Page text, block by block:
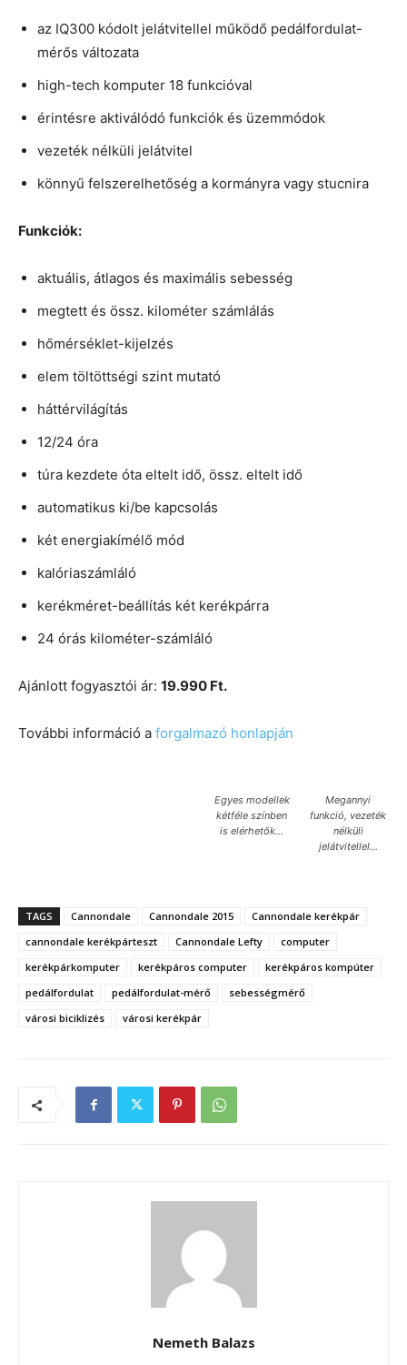
az IQ300 kódolt jelátvitellel működő pedálfordulat-
mérős változata
high-tech komputer 18 funkcióval
érintésre aktiválódó funkciók és üzemmódok
vezeték nélküli jelátvitel
könnyű felszerelhetőség a kormányra vagy stucnira
Funkciók:
aktuális, átlagos és maximális sebesség
megtett és össz. kilométer számlálás
hőmérséklet-kijelzés
elem töltöttségi szint mutató
háttérvilágítás
12/24 óra
túra kezdete óta eltelt idő, össz. eltelt idő
automatikus ki/be kapcsolás
két energiakímélő mód
kalóriaszámláló
kerékméret-beállítás két kerékpárra
24 órás kilométer-számláló
Ajánlott fogyasztói ár: 19.990 Ft.
További információ a forgalmazó honlapján
Egyes modellek
kétféle színben
is elérhetők…
Megannyi
funkció, vezeték
nélküli
jelátvitellel…
TAGS Cannondale Cannondale 2015
Cannondale kerékpár
cannondale kerékpárteszt
Cannondale Lefty
computer
kerékpárkomputer
kerékpáros computer
kerékpáros kompúter
pedálfordulat
pedálfordulat-mérő
sebességmérő
városi biciklizés
városi kerékpár
Nemeth Balazs